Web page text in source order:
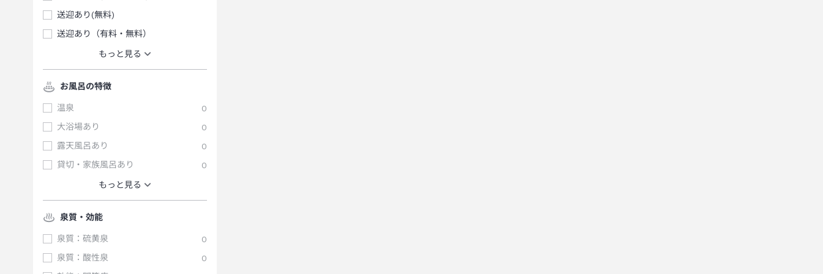
送迎あり(無料)
送迎あり（有料・無料）
もっと見る
お風呂の特徴
温泉
0
大浴場あり
0
露天風呂あり
0
貸切・家族風呂あり
0
もっと見る
泉質・効能
泉質：硫黄泉
0
泉質：酸性泉
0